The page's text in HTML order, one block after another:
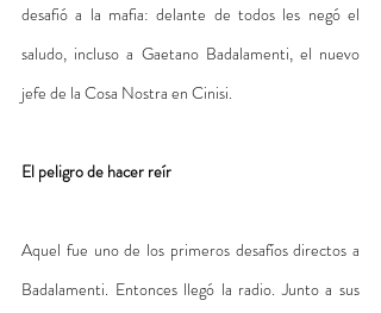
desafió a la mafia: delante de todos les negó el
saludo, incluso a Gaetano Badalamenti, el nuevo
jefe de la Cosa Nostra en Cinisi.
El peligro de hacer reír
Aquel fue uno de los primeros desafíos directos a
Badalamenti. Entonces llegó la radio. Junto a sus